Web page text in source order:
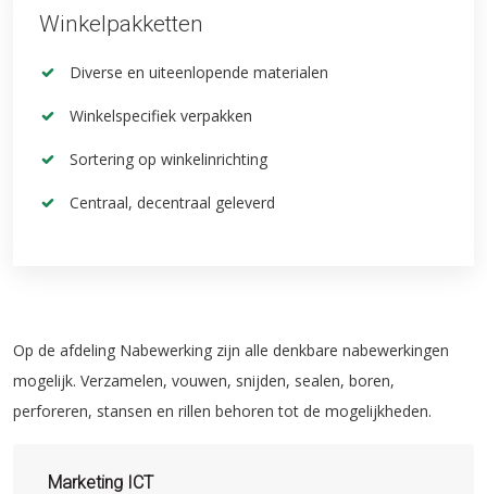
Winkelpakketten
Diverse en uiteenlopende materialen
Winkelspecifiek verpakken
Sortering op winkelinrichting
Centraal, decentraal geleverd
Op de afdeling Nabewerking zijn alle denkbare nabewerkingen
mogelijk. Verzamelen, vouwen, snijden, sealen, boren,
perforeren, stansen en rillen behoren tot de mogelijkheden.
Marketing ICT